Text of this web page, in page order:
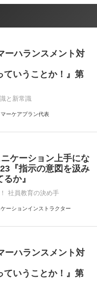
ハランスメント対
ていうことか！』第
と新常識
ーケアプラン代表
ケーション上手にな
『指示の意図を汲み
か』
社員教育の決め手
ーションインストラクター
ハランスメント対
ていうことか！』第